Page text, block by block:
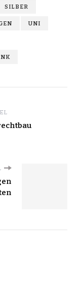
SILBER
UNI